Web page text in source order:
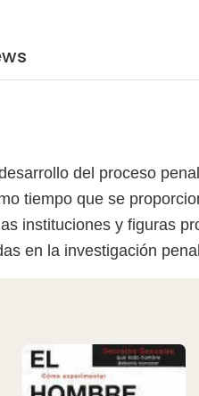
del proceso
tiempo que se
instituciones y figuras
en la investigación